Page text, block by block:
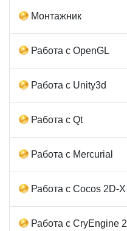
Монтажник
Работа с OpenGL
Работа с Unity3d
Работа с Qt
Работа с Mercurial
Работа с Cocos 2D-X
Работа с CryEngine 2